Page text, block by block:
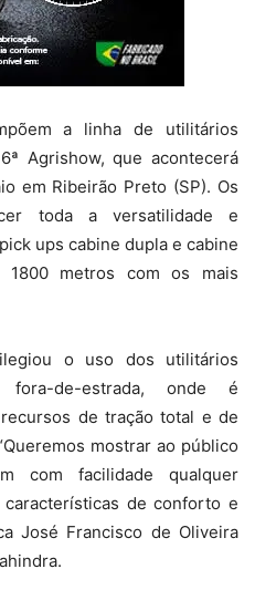
a linha de utilitários
Agrishow, que acontecerá
em Ribeirão Preto (SP). Os
toda a versatilidade e
ups cabine dupla e cabine
metros com os mais
o uso dos utilitários
fora-de-estrada, onde é
de tração total e de
mostrar ao público
com facilidade qualquer
de conforto e
José Francisco de Oliveira